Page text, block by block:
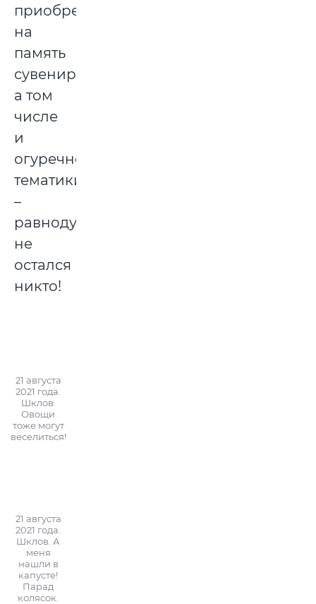
приобрести
на
память
сувениры,
а том
числе
и
огуречной
тематики,
–
равнодушными
не
остался
никто!
21 августа
2021 года.
Шклов.
Овощи
тоже могут
веселиться!
21 августа
2021 года.
Шклов. А
меня
нашли в
капусте!
Парад
колясок.